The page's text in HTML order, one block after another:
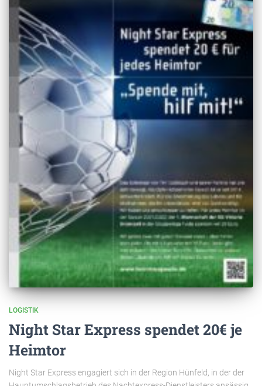
LOGISTIK
Night Star Express spendet 20€ je
Heimtor
Night Star Express engagiert sich in der Region Hünfeld, in der der